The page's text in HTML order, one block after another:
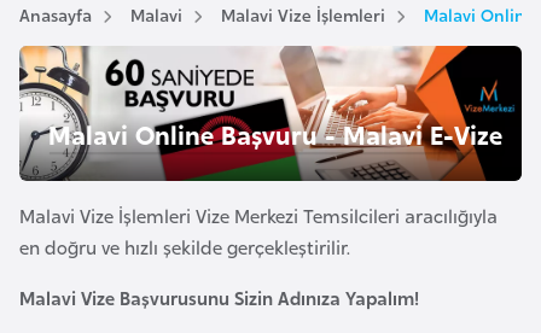
V
i
z
e
İ
ş
l
e
l
i
Anasayfa Malavi Malavi Vize İşlemleri Malavi Online
Malavi Online Başvuru - Malavi E-Vize
Malavi Vize İşlemleri Vize Merkezi Temsilcileri aracılığıyla
en doğru ve hızlı şekilde gerçekleştirilir.
Malavi Vize Başvurusunu Sizin Adınıza Yapalım!
A
v
u
t
u
r